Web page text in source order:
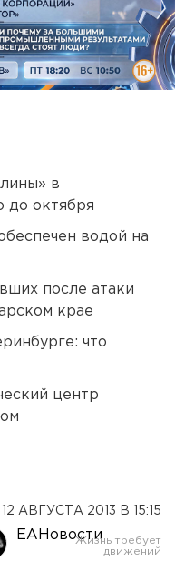
в
до октября
водой на
после атаки
крае
что
центр
12 АВГУСТА 2013 В 15:15
ЕАНовости